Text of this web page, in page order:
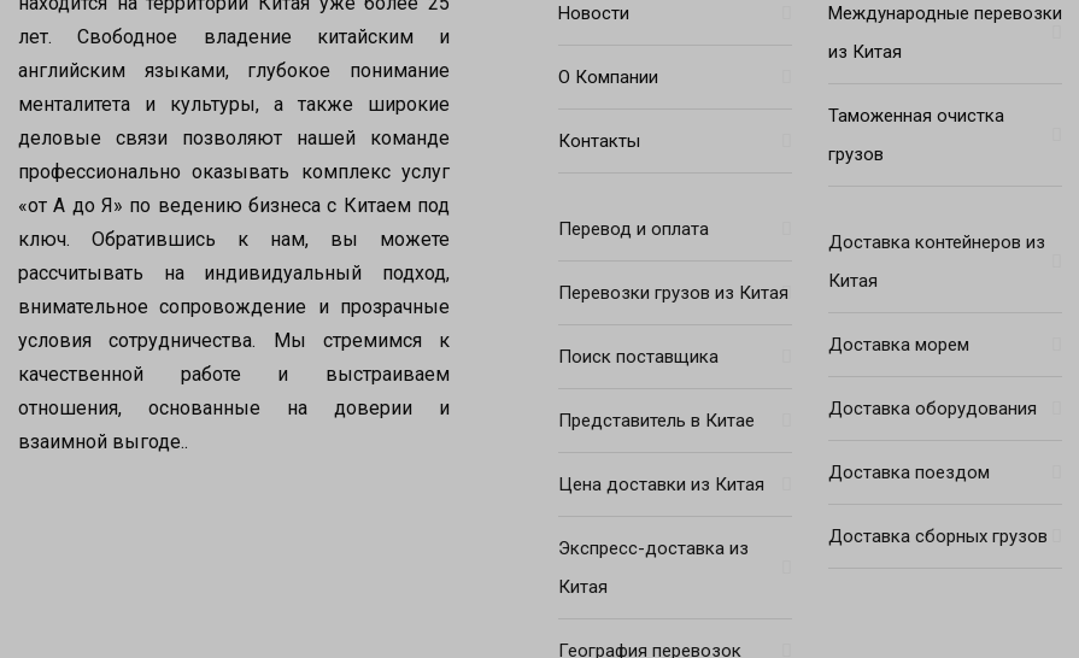
лет. Свободное владение китайским и
английским языками, глубокое понимание
менталитета и культуры, а также широкие
деловые связи позволяют нашей команде
профессионально оказывать комплекс услуг
«от А до Я» по ведению бизнеса с Китаем под
ключ. Обратившись к нам, вы можете
рассчитывать на индивидуальный подход,
внимательное сопровождение и прозрачные
условия сотрудничества. Мы стремимся к
качественной работе и выстраиваем
отношения, основанные на доверии и
взаимной выгоде..
Новости
О Компании
Контакты
Перевод и оплата
Перевозки грузов из Китая
Поиск поставщика
Представитель в Китае
Цена доставки из Китая
Экспресс-доставка из
Китая
География перевозок
Международные перевозки
из Китая
Таможенная очистка
грузов
Доставка контейнеров из
Китая
Доставка морем
Доставка оборудования
Доставка поездом
Доставка сборных грузов